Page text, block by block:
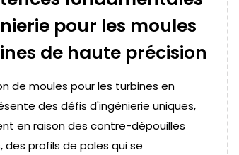
pour les moules
de haute précision
de moules pour les turbines en
des défis d'ingénierie uniques,
en raison des contre-dépouilles
profils de pales qui se